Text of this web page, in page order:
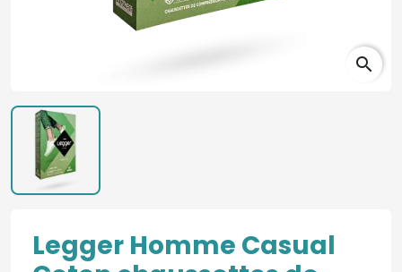
search
Legger Homme Casual